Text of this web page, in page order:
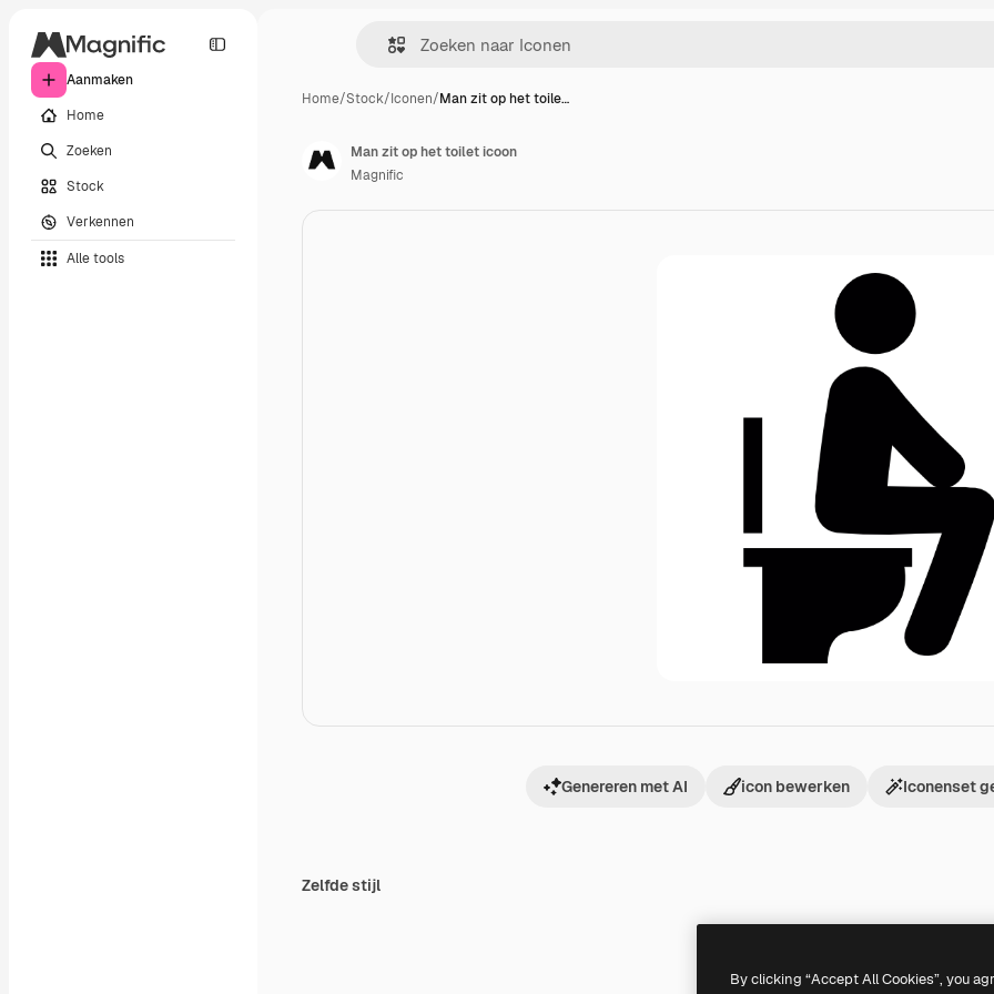
Aanmaken
Home
Zoeken
Stock
Verkennen
Alle tools
Home/Stock/Iconen/Man zit op het toile…
Genereren met AI icon bewerken Iconenset
Man zit op het toilet icoon
Magnific
Zelfde stijl
By clicking “Accept All Cookies”, you